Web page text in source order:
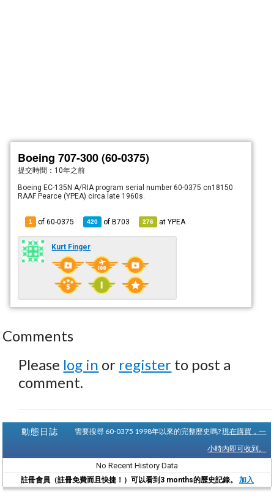
Boeing 707-300 (60-0375)
提交時間： 10年之前
Boeing EC-135N A/RIA program serial number 60-0375 cn18150
RAAF Pearce (YPEA) circa late 1960s.
1 of 60-0375 420 ofB703 276 atYPEA
Kurt Finger
Comments
Please log in or register to post a
comment.
動態日誌 需要搜尋 60-0375 1998年以來的完整歷史嗎?現在購買，一
小時內即可收到。
No Recent History Data
註冊會員（註冊免費而且快捷！）可以看到3 months的歷史記錄。 加入